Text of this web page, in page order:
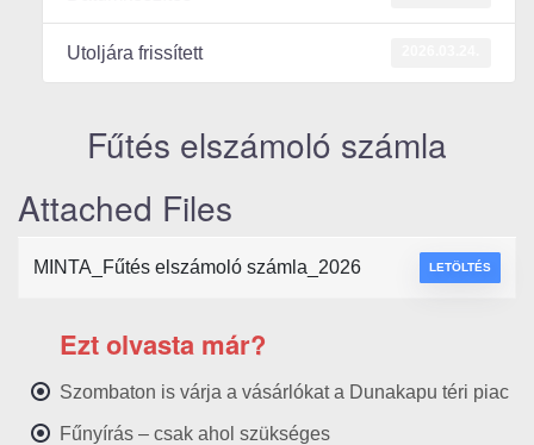
Utoljára frissített
Fűtés elszámoló számla
Attached Files
MINTA_Fűtés elszámoló számla_2026 LETÖLTÉS
Ezt olvasta már?
Szombaton is várja a vásárlókat a Dunakapu téri piac
Fűnyírás – csak ahol szükséges